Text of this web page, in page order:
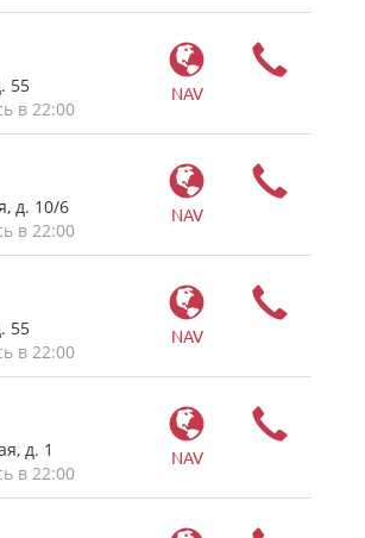
NAV
55
в 22:00
NAV
д. 10/6
в 22:00
NAV
55
в 22:00
NAV
д. 1
в 22:00